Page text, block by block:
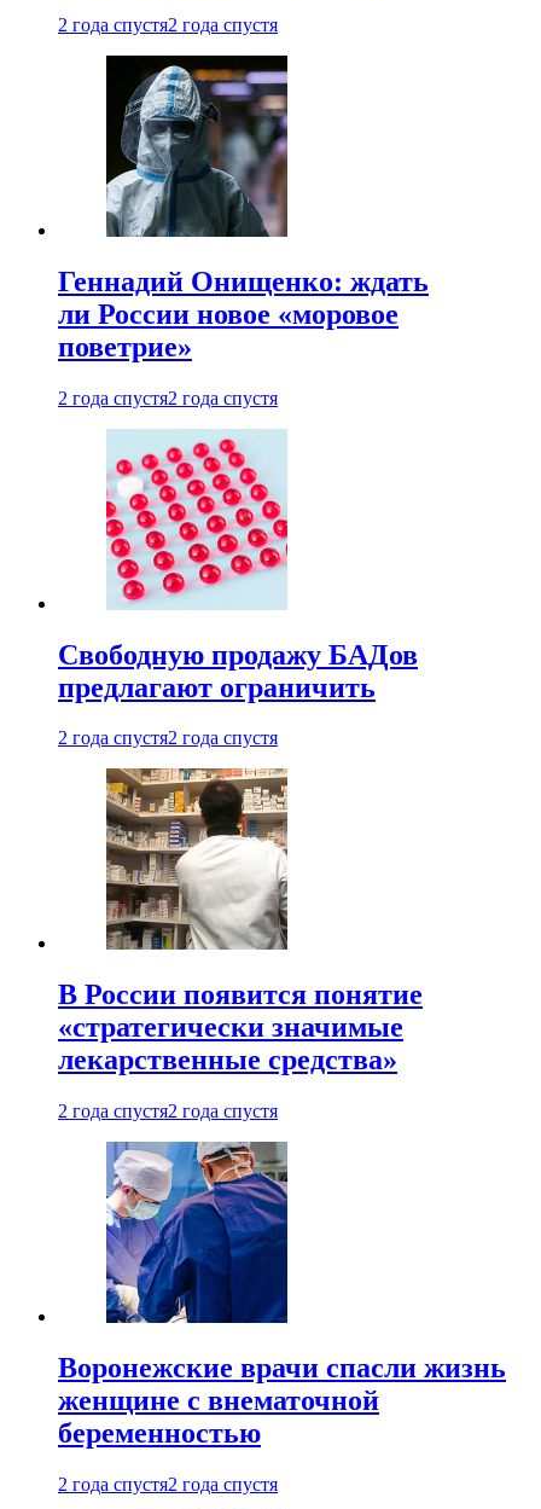
2 года спустя2 года спустя
Геннадий Онищенко: ждать
ли России новое «моровое
поветрие»
2 года спустя2 года спустя
Свободную продажу БАДов
предлагают ограничить
2 года спустя2 года спустя
В России появится понятие
«стратегически значимые
лекарственные средства»
2 года спустя2 года спустя
Воронежские врачи спасли жизнь
женщине с внематочной
беременностью
2 года спустя2 года спустя